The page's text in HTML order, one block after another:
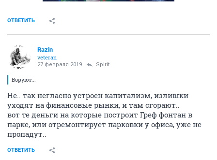
ОТВЕТИТЬ
Razin
veteran
27 февраля 2019 Spirit
Воруют...
Не.. так негласно устроен капитализм, излишки
уходят на финансовые рынки, и там сгорают..
вот те деньги на которые построит Греф фонтан в
парке, или отремонтирует парковки у офиса, уже не
пропадут..
ОТВЕТИТЬ